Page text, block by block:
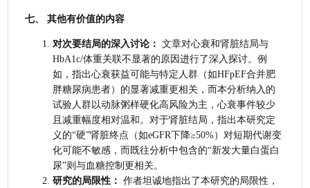
七、 其他有价值的内容
对次要结局的深入讨论： 文章对心衰和肾脏结局与
HbA1c/体重关联不显著的原因进行了深入探讨。例
如，指出心衰获益可能与特定人群（如HFpEF合并肥
胖糖尿病患者）的显著减重更相关，而本分析纳入的
试验人群以动脉粥样硬化高风险为主，心衰事件较少
且减重幅度相对温和。对于肾脏结局，指出本研究定
义的“硬”肾脏终点（如eGFR下降≥50%）对短期代谢变
化可能不敏感，而既往分析中包含的“新发大量白蛋白
尿”则与血糖控制更相关。
研究的局限性： 作者坦诚地指出了本研究的局限性，